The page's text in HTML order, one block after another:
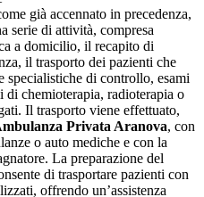
già accennato in precedenza,
serie di attività, compresa
a domicilio, il recapito di
il trasporto dei pazienti che
specialistiche di controllo, esami
chemioterapia, radioterapia o
Il trasporto viene effettuato,
Privata Aranova, con
o auto mediche e con la
La preparazione del
di trasportare pazienti con
offrendo un’assistenza